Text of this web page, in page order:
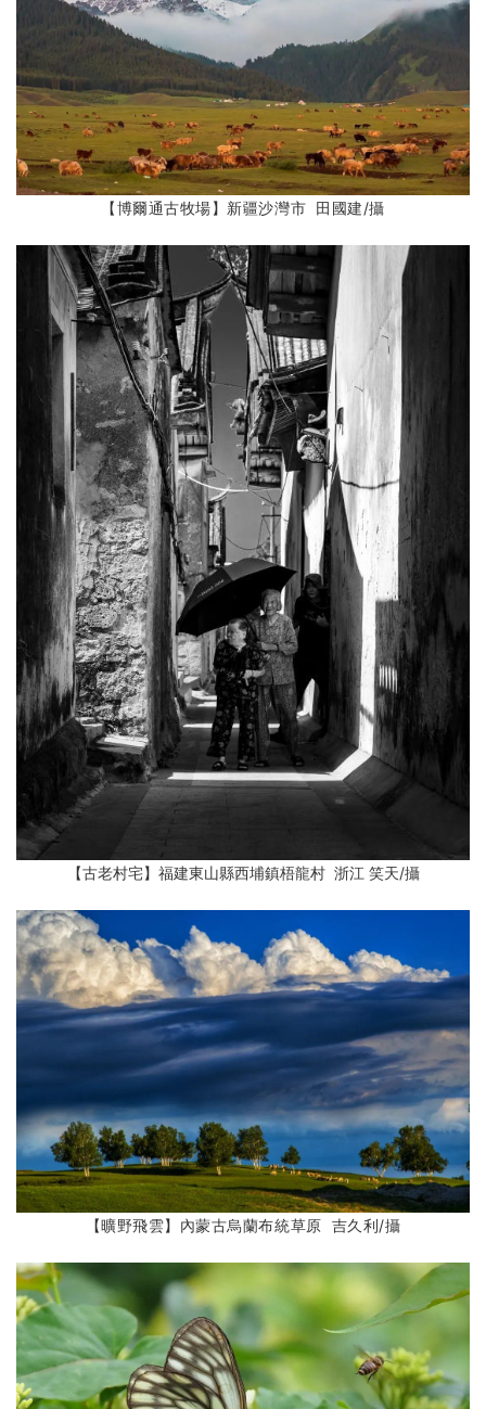
【博爾通古牧場】新疆沙灣市 田國建/攝
【古老村宅】福建東山縣西埔鎮梧龍村 浙江 笑天/攝
【曠野飛雲】內蒙古烏蘭布統草原 吉久利/攝